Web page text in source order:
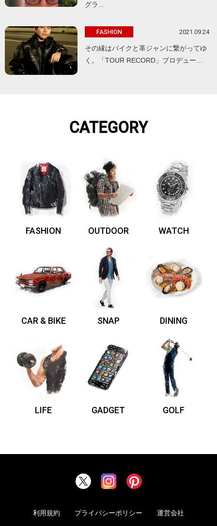
グラ…
FASHION 2021.09.24
その縁はバイクと革ジャンに繋がってゆ
く。「TOUR RECORD」プロデュー…
CATEGORY
FASHION OUTDOOR WATCH
CAR & BIKE SNAP DINING
LIFE GADGET GOLF
利用規約 プライバシーポリシー 運営会社